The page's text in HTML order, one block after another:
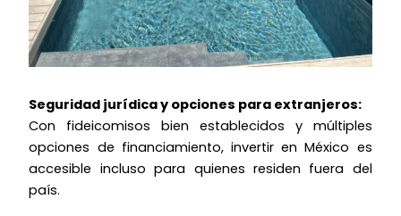
Seguridad jurídica y opciones para extranjeros:
Con fideicomisos bien establecidos y múltiples
opciones de financiamiento, invertir en México es
accesible incluso para quienes residen fuera del
país.